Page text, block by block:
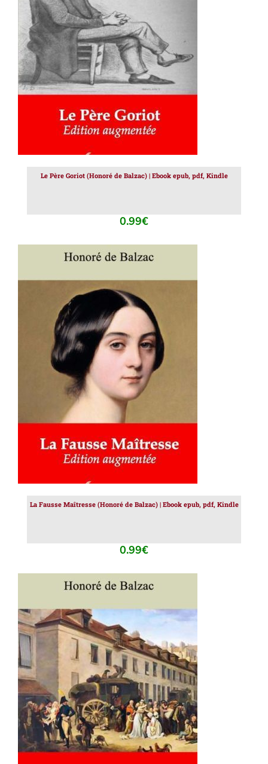
AJOUTER AU PANIER / DÉTAILS
Le Père Goriot (Honoré de Balzac) | Ebook epub, pdf, Kindle
0.99€
AJOUTER AU PANIER / DÉTAILS
La Fausse Maîtresse (Honoré de Balzac) | Ebook epub, pdf, Kindle
0.99€
AJOUTER AU PANIER DÉTAILS